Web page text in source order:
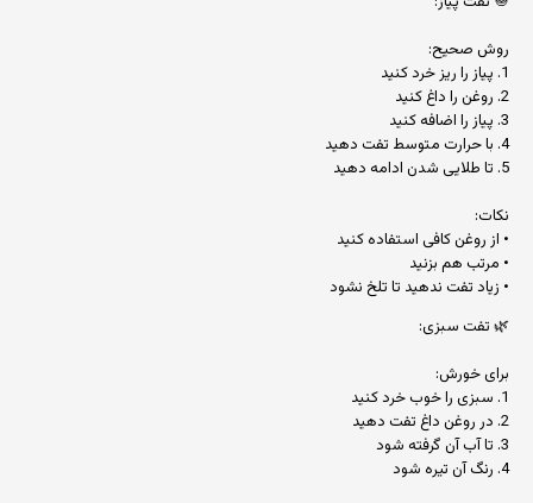
روش صحیح:
1. پیاز را ریز خرد کنید
2. روغن را داغ کنید
3. پیاز را اضافه کنید
4. با حرارت متوسط تفت دهید
5. تا طلایی شدن ادامه دهید
نکات:
• از روغن کافی استفاده کنید
• مرتب هم بزنید
• زیاد تفت ندهید تا تلخ نشود
🌿 تفت سبزی:
برای خورش:
1. سبزی را خوب خرد کنید
2. در روغن داغ تفت دهید
3. تا آب آن گرفته شود
4. رنگ آن تیره شود